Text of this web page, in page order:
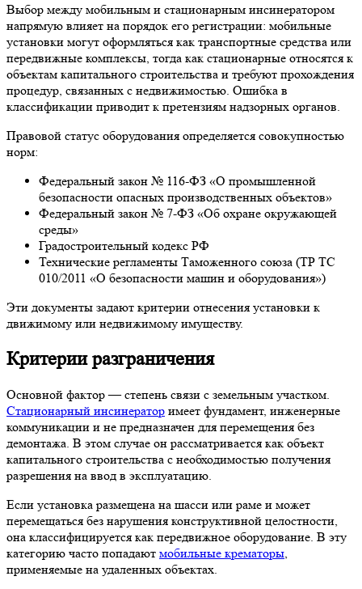
Выбор между мобильным и стационарным инсинератором
напрямую влияет на порядок его регистрации: мобильные
установки могут оформляться как транспортные средства или
передвижные комплексы, тогда как стационарные относятся к
объектам капитального строительства и требуют прохождения
процедур, связанных с недвижимостью. Ошибка в
классификации приводит к претензиям надзорных органов.
Правовой статус оборудования определяется совокупностью
норм:
Федеральный закон № 116-ФЗ «О промышленной
безопасности опасных производственных объектов»
Федеральный закон № 7-ФЗ «Об охране окружающей
среды»
Градостроительный кодекс РФ
Технические регламенты Таможенного союза (ТР ТС
010/2011 «О безопасности машин и оборудования»)
Эти документы задают критерии отнесения установки к
движимому или недвижимому имуществу.
Критерии разграничения
Основной фактор — степень связи с земельным участком.
Стационарный инсинератор имеет фундамент, инженерные
коммуникации и не предназначен для перемещения без
демонтажа. В этом случае он рассматривается как объект
капитального строительства с необходимостью получения
разрешения на ввод в эксплуатацию.
Если установка размещена на шасси или раме и может
перемещаться без нарушения конструктивной целостности,
она классифицируется как передвижное оборудование. В эту
категорию часто попадают мобильные крематоры
применяемые на удаленных объектах.